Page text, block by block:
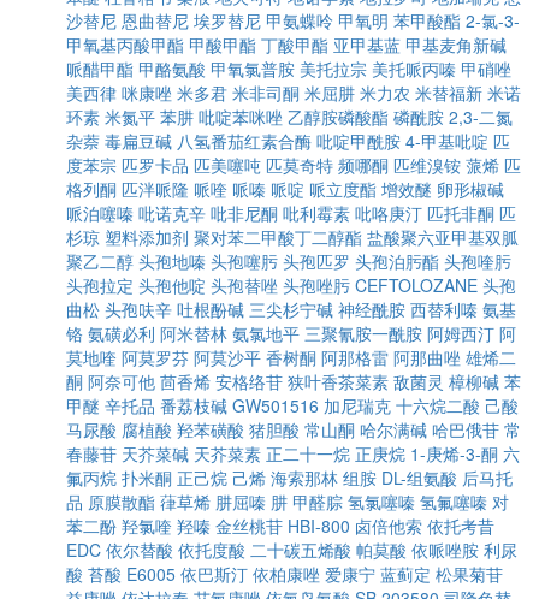
沙替尼 恩曲替尼 埃罗替尼 甲氨蝶呤 甲氧明 苯甲酸酯 2-氯-3-
甲氧基丙酸甲酯 甲酸甲酯 丁酸甲酯 亚甲基蓝 甲基麦角新碱
哌醋甲酯 甲酪氨酸 甲氧氯普胺 美托拉宗 美托哌丙嗪 甲硝唑
美西律 咪康唑 米多君 米非司酮 米屈肼 米力农 米替福新 米诺
环素 米氮平 苯肼 吡啶苯咪唑 乙醇胺磷酸酯 磷酰胺 2,3-二氮
杂萘 毒扁豆碱 八氢番茄红素合酶 吡啶甲酰胺 4-甲基吡啶 匹
度苯宗 匹罗卡品 匹美噻吨 匹莫奇特 频哪酮 匹维溴铵 蒎烯 匹
格列酮 匹泮哌隆 哌喹 哌嗪 哌啶 哌立度酯 增效醚 卵形椒碱
哌泊噻嗪 吡诺克辛 吡非尼酮 吡利霉素 吡咯庚汀 匹托非酮 匹
杉琼 塑料添加剂 聚对苯二甲酸丁二醇酯 盐酸聚六亚甲基双胍
聚乙二醇 头孢地嗪 头孢噻肟 头孢匹罗 头孢泊肟酯 头孢喹肟
头孢拉定 头孢他啶 头孢替唑 头孢唑肟 CEFTOLOZANE 头孢
曲松 头孢呋辛 吐根酚碱 三尖杉宁碱 神经酰胺 西替利嗪 氨基
铬 氨磺必利 阿米替林 氨氯地平 三聚氰胺一酰胺 阿姆西汀 阿
莫地喹 阿莫罗芬 阿莫沙平 香树酮 阿那格雷 阿那曲唑 雄烯二
酮 阿奈可他 茴香烯 安格络苷 狭叶香茶菜素 敌菌灵 樟柳碱 苯
甲醚 辛托品 番荔枝碱 GW501516 加尼瑞克 十六烷二酸 己酸
马尿酸 腐植酸 羟苯磺酸 猪胆酸 常山酮 哈尔满碱 哈巴俄苷 常
春藤苷 天芥菜碱 天芥菜素 正二十一烷 正庚烷 1-庚烯-3-酮 六
氟丙烷 扑米酮 正己烷 己烯 海索那林 组胺 DL-组氨酸 后马托
品 原膜散酯 葎草烯 肼屈嗪 肼 甲醛腙 氢氯噻嗪 氢氟噻嗪 对
苯二酚 羟氯喹 羟嗪 金丝桃苷 HBI-800 卤倍他索 依托考昔
EDC 依尔替酸 依托度酸 二十碳五烯酸 帕莫酸 依哌唑胺 利尿
酸 苔酸 E6005 依巴斯汀 依柏康唑 爱康宁 蓝蓟定 松果菊苷